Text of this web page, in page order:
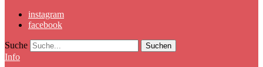
instagram
facebook
Suche
Info